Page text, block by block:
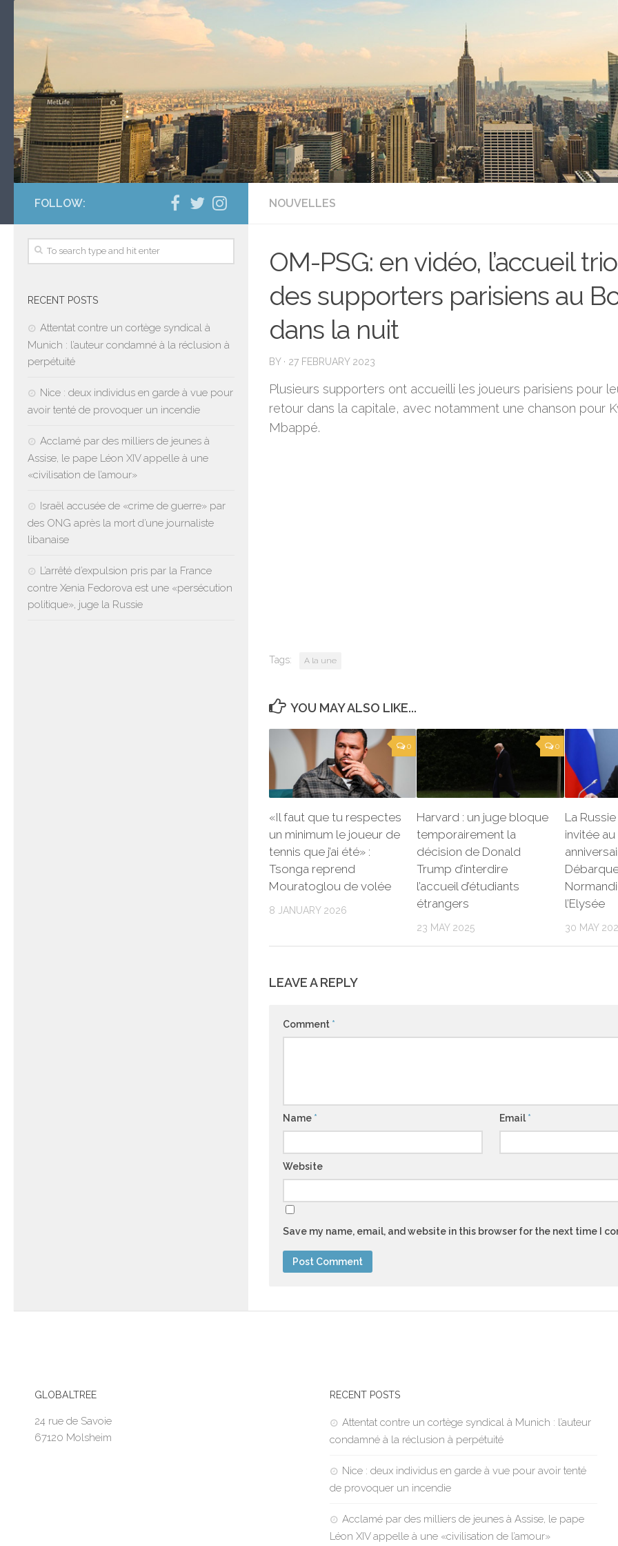
NOUVELLES
OM-PSG: en vidéo, l’accueil
des supporters parisiens au
dans la nuit
BY · 27 FEBRUARY 2023
Plusieurs supporters ont accueilli les joueurs parisiens pour
retour dans la capitale, avec notamment une chanson pour
Mbappé.
Tags: A la une
YOU MAY ALSO LIKE...
0
«Il faut que tu respectes
un minimum le joueur de
tennis que j’ai été» :
Tsonga reprend
Mouratoglou de volée
8 JANUARY 2026
0
Harvard : un juge bloque
temporairement la
décision de Donald
Trump d’interdire
l’accueil d’étudiants
étrangers
23 MAY 2025
La Russie
invitée
l’Elysée
30 MAY
LEAVE A REPLY
Comment *
Name * Email*
Website
Save my name, email, and website in this browser for the next time I
FOLLOW:
RECENT POSTS
Attentat contre un cortège syndical à
Munich : l’auteur condamné à la réclusion à
perpétuité
Nice : deux individus en garde à vue pour
avoir tenté de provoquer un incendie
Acclamé par des milliers de jeunes à
Assise, le pape Léon XIV appelle à une
«civilisation de l’amour»
Israël accusée de «crime de guerre» par
des ONG après la mort d’une journaliste
libanaise
L’arrêté d’expulsion pris par la France
contre Xenia Fedorova est une «persécution
politique», juge la Russie
GLOBALTREE
24 rue de Savoie
67120 Molsheim
RECENT POSTS
Attentat contre un cortège syndical à Munich : l’auteur
condamné à la réclusion à perpétuité
Nice : deux individus en garde à vue pour avoir tenté
de provoquer un incendie
Acclamé par des milliers de jeunes à Assise, le pape
Léon XIV appelle à une «civilisation de l’amour»